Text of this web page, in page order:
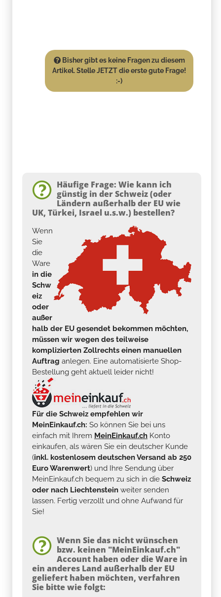
Bisher gibt es keine Fragen zu diesem
Artikel. Stelle JETZT die erste gute Frage!
:-)
Häufige Frage: Wie kann ich
günstig in der Schweiz (oder
Ländern außerhalb der EU wie
UK, Türkei, Israel u.s.w.) bestellen?
Wenn
Sie
die
Ware
in die
Schw
eiz
oder
außer
halb der EU gesendet bekommen möchten,
müssen wir wegen des teilweise
komplizierten Zollrechts einen manuellen
Auftrag anlegen. Eine automatisierte Shop-
Bestellung geht aktuell leider nicht!
Für die Schweiz empfehlen wir
MeinEinkauf.ch: So können Sie bei uns
einfach mit Ihrem MeinEinkauf.ch Konto
einkaufen, als wären Sie ein deutscher Kunde
(inkl. kostenlosem deutschen Versand ab 250
Euro Warenwert) und Ihre Sendung über
MeinEinkauf.ch bequem zu sich in die Schweiz
oder nach Liechtenstein weiter senden
lassen. Fertig verzollt und ohne Aufwand für
Sie!
Wenn Sie das nicht wünschen
bzw. keinen "MeinEinkauf.ch"
Account haben oder die Ware in
ein anderes Land außerhalb der EU
geliefert haben möchten, verfahren
Sie bitte wie folgt: